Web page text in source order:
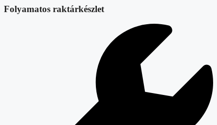
Folyamatos raktárkészlet